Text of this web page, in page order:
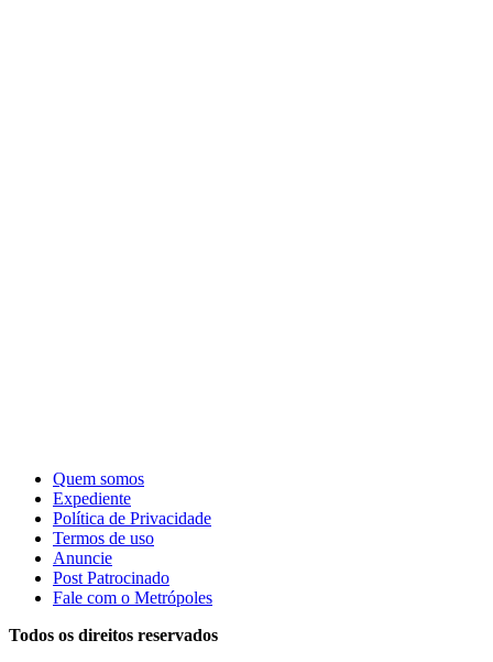
Quem somos
Expediente
Política de Privacidade
Termos de uso
Anuncie
Post Patrocinado
Fale com o Metrópoles
Todos os direitos reservados